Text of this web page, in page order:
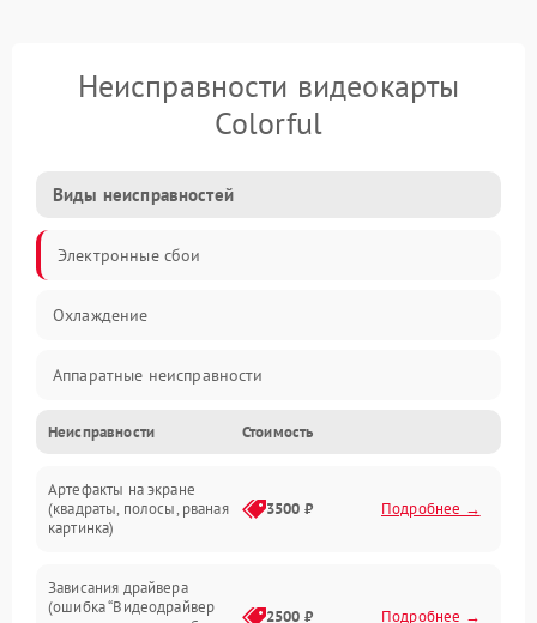
Неисправности видеокарты
Colorful
Виды неисправностей
Электронные сбои
Охлаждение
Аппаратные неисправности
Перегрев и термопроблемы
Видео
Интерфейсные и коммуникационные проблемы
Неисправности Стоимость
Артефакты на экране
(квадраты, полосы, рваная
картинка)
3500 ₽ Подробнее →
Зависания драйвера
(ошибка “Видеодрайвер
2500 ₽ Подробнее →